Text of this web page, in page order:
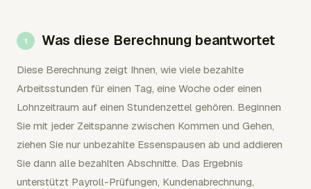
Was diese Berechnung beantwortet
Diese Berechnung zeigt Ihnen, wie viele bezahlte
Arbeitsstunden für einen Tag, eine Woche oder einen
Lohnzeitraum auf einen Stundenzettel gehören. Beginnen
Sie mit jeder Zeitspanne zwischen Kommen und Gehen,
ziehen Sie nur unbezahlte Essenspausen ab und addieren
Sie dann alle bezahlten Abschnitte. Das Ergebnis
unterstützt Payroll-Prüfungen, Kundenabrechnung,